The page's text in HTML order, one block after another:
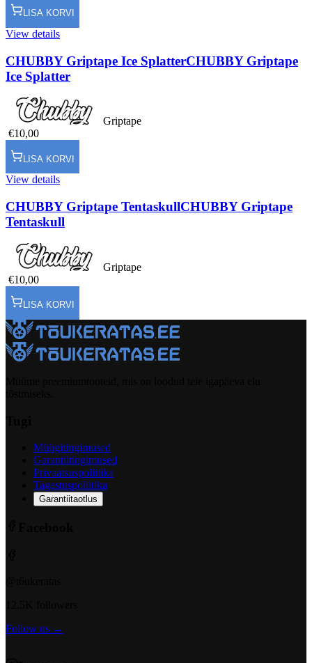
LISA KORVI
View details
CHUBBY Griptape Ice SplatterCHUBBY Griptape
Ice Splatter
Griptape
€10,00
LISA KORVI
View details
CHUBBY Griptape TentaskullCHUBBY Griptape
Tentaskull
Griptape
€10,00
LISA KORVI
Müügitingimused
Garantiitingimused
Privaatsuspoliitika
Tagastuspoliitika
Garantiitaotlus
Follow us →